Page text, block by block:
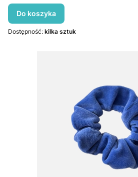
Do koszyka
Dostępność: kilka sztuk